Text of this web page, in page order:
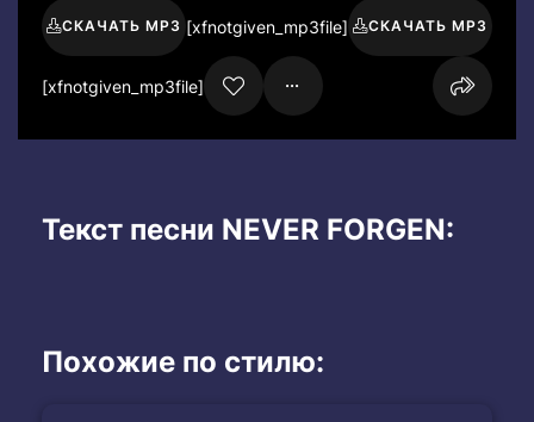
СКАЧАТЬ MP3 [xfnotgiven_mp3file] СКАЧАТЬ MP3
[xfnotgiven_mp3file]
Текст песни NEVER FORGEN:
Похожие по стилю: